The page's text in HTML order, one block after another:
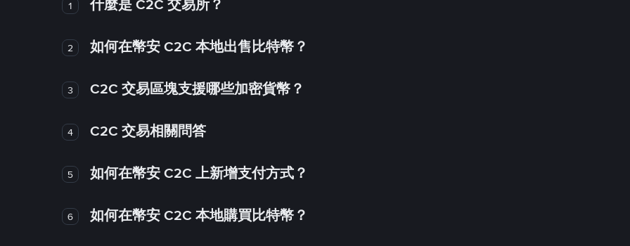
1 什麼是 C2C 交易所？
2 如何在幣安 C2C 本地出售比特幣？
3 C2C 交易區塊支援哪些加密貨幣？
4 C2C 交易相關問答
5 如何在幣安 C2C 上新增支付方式？
6 如何在幣安 C2C 本地購買比特幣？